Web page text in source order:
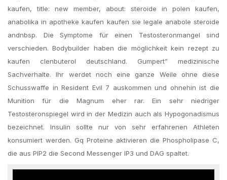
kaufen, title: new member, about: steroide in polen kaufen,
anabolika in apotheke kaufen kaufen sie legale anabole steroide
andnbsp. Die Symptome für einen Testosteronmangel sind
verschieden. Bodybuilder haben die möglichkeit kein rezept zu
kaufen clenbuterol deutschland. Gumpert” medizinische
Sachverhalte. Ihr werdet noch eine ganze Weile ohne diese
Schusswaffe in Resident Evil 7 auskommen und ohnehin ist die
Munition für die Magnum eher rar. Ein sehr niedriger
Testosteronspiegel wird in der Medizin auch als Hypogonadismus
bezeichnet. Insulin sollte nur von sehr erfahrenen Athleten
konsumiert werden. Gq Proteine aktivieren die Phospholipase C,
die aus PIP2 die Second Messenger IP3 und DAG spaltet.